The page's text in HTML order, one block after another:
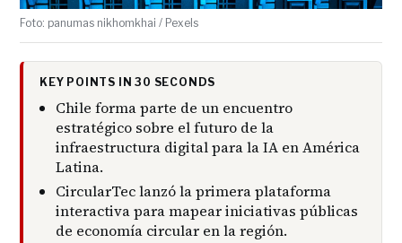
Foto: panumas nikhomkhai / Pexels
KEY POINTS IN 30 SECONDS
Chile forma parte de un encuentro
estratégico sobre el futuro de la
infraestructura digital para la IA en América
Latina.
CircularTec lanzó la primera plataforma
interactiva para mapear iniciativas públicas
de economía circular en la región.